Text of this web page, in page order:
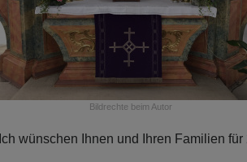
Bildrechte beim Autor
Ich wünschen Ihnen und Ihren Familien